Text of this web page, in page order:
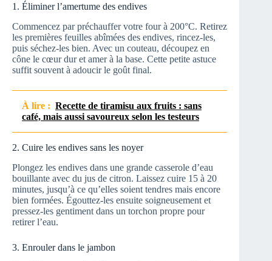
1. Éliminer l’amertume des endives
Commencez par préchauffer votre four à 200°C. Retirez
les premières feuilles abîmées des endives, rincez-les,
puis séchez-les bien. Avec un couteau, découpez en
cône le cœur dur et amer à la base. Cette petite astuce
suffit souvent à adoucir le goût final.
À lire : Recette de tiramisu aux fruits : sans
café, mais aussi savoureux selon les testeurs
2. Cuire les endives sans les noyer
Plongez les endives dans une grande casserole d’eau
bouillante avec du jus de citron. Laissez cuire 15 à 20
minutes, jusqu’à ce qu’elles soient tendres mais encore
bien formées. Égouttez-les ensuite soigneusement et
pressez-les gentiment dans un torchon propre pour
retirer l’eau.
3. Enrouler dans le jambon